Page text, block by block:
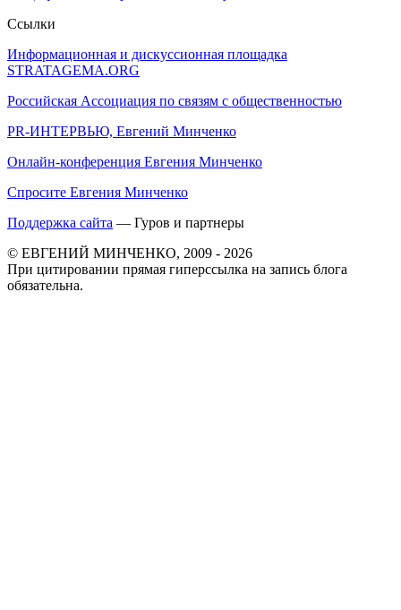
Ссылки
Информационная и дискуссионная площадка
STRATAGEMA.ORG
Российская Ассоциация по связям с общественностью
PR-ИНТЕРВЬЮ, Евгений Минченко
Онлайн-конференция Евгения Минченко
Спросите Евгения Минченко
Поддержка сайта — Гуров и партнеры
© ЕВГЕНИЙ МИНЧЕНКО, 2009 - 2026
При цитировании прямая гиперссылка на запись блога
обязательна.